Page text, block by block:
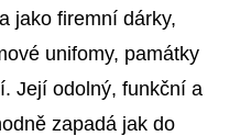
jako firemní dárky,
unifomy, památky
Její odolný, funkční a
zapadá jak do